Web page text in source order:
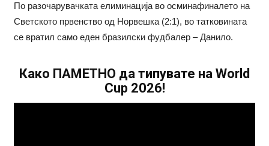
По разочарувачката елиминација во осминафиналето на
Светското првенство од Норвешка (2:1), во татковината
се вратил само еден бразилски фудбалер – Данило.
Како ПАМЕТНО да типувате на World
Cup 2026!